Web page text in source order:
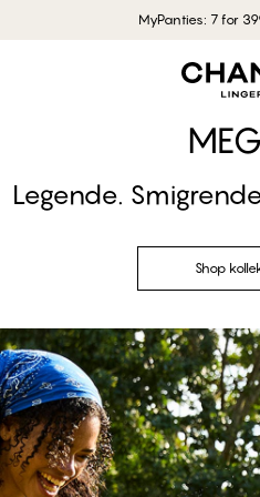
MyPanties: 7 for
Legende.
Shop
#30